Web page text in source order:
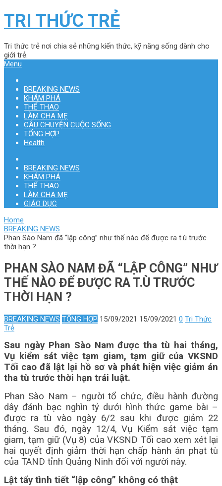
TRI THỨC TRẺ
Tri thức trẻ nơi chia sẻ những kiến thức, kỹ năng sống dành cho
giới trẻ.
Menu
BREAKING NEWS
KHÁM PHÁ
THỂ THAO
LÀM CHA MẸ
CÂU CHUYỆN CUỘC SỐNG
TỔNG HỢP
Health
BREAKING NEWS
KHÁM PHÁ
THỂ THAO
LÀM CHA MẸ
GIÁO DỤC
Home
BREAKING NEWS
Phan Sào Nam đã “lập công” như thế nào để được ra t.ù trước
thời hạn ?
PHAN SÀO NAM ĐÃ “LẬP CÔNG” NHƯ
THẾ NÀO ĐỂ ĐƯỢC RA T.Ù TRƯỚC
THỜI HẠN ?
BREAKING NEWS TỔNG HỢP 15/09/2021 15/09/2021 0 Tri Thức
Trẻ
Sau ngày Phan Sào Nam được tha tù hai tháng,
Vụ kiểm sát việc tạm giam, tạm giữ của VKSND
Tối cao đã lật lại hồ sơ và phát hiện việc giảm án
tha tù trước thời hạn trái luật.
Phan Sào Nam – người tổ chức, điều hành đường
dây đánh bạc nghìn tỷ dưới hình thức game bài –
được ra tù vào ngày 6/2 sau khi được giảm 22
tháng. Sau đó, ngày 12/4, Vụ Kiểm sát việc tạm
giam, tạm giữ (Vụ 8) của VKSND Tối cao xem xét lại
hai quyết định giảm thời hạn chấp hành án phạt tù
của TAND tỉnh Quảng Ninh đối với người này.
Lật tẩy tình tiết “lập công” không có thật